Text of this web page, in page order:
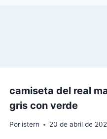
camiseta del real
gris con verde
Por istern 20 de abril de